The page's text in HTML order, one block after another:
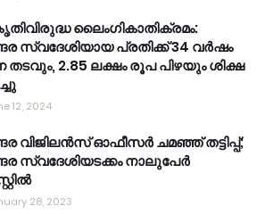
ലൈംഗികാതിക്രമം:
സ്വദേശിയായ പ്രതിക്ക് 34 വര്‍ഷം
തടവും, 2.85 ലക്ഷം രൂപ പിഴയും ശിക്ഷ
12, 2024
വിജിലൻസ് ഓഫീസർ ചമഞ്ഞ് തട്ടിപ്പ്;
സ്വദേശിയടക്കം നാലുപേർ
28, 2023